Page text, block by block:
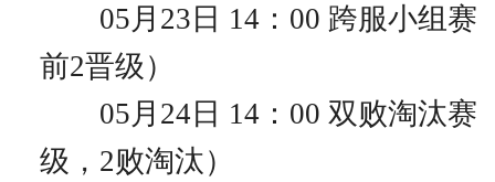
05月23日 14：00 跨服小组赛
前2晋级）
05月24日 14：00 双败淘汰赛
级，2败淘汰）